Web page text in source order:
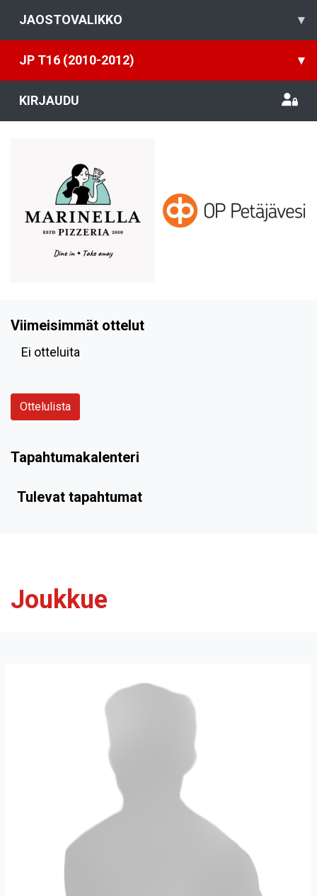
JAOSTOVALIKKO ▾
JP T16 (2010-2012) ▾
KIRJAUDU
Viimeisimmät ottelut
Ei otteluita
Ottelulista
Tapahtumakalenteri
Tulevat tapahtumat
Joukkue